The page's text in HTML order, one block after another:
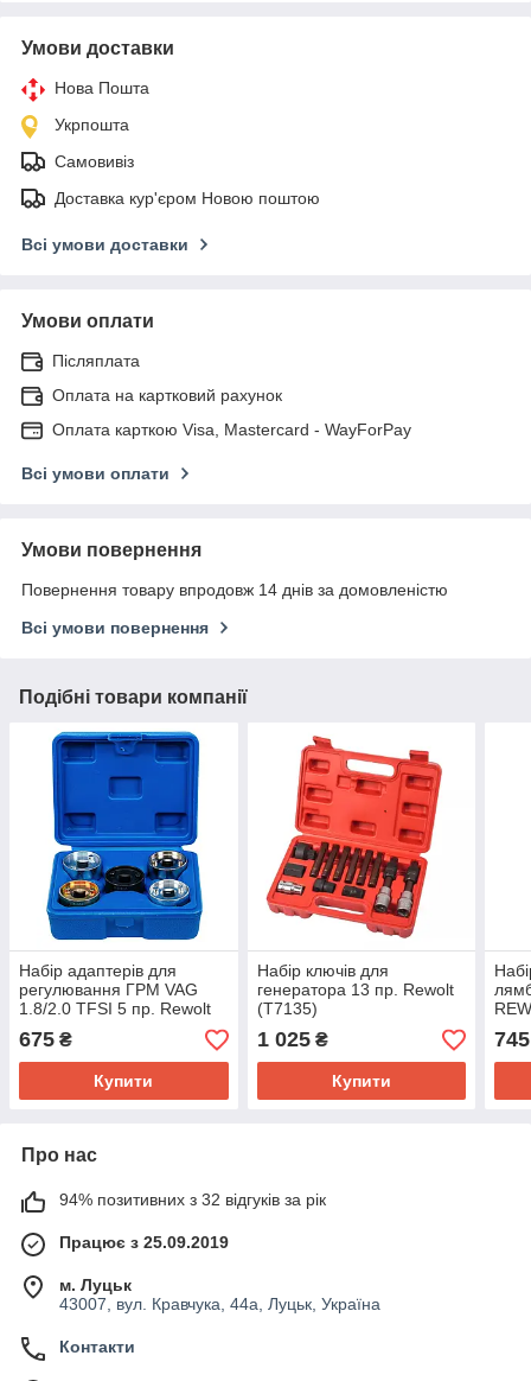
Умови доставки
Нова Пошта
Укрпошта
Самовивіз
Доставка кур'єром Новою поштою
Всі умови доставки
Умови оплати
Післяплата
Оплата на картковий рахунок
Оплата карткою Visa, Mastercard - WayForPay
Всі умови оплати
Умови повернення
Повернення товару впродовж 14 днів за домовленістю
Всі умови повернення
Подібні товари компанії
Набір адаптерів для
регулювання ГРМ VAG
1.8/2.0 TFSI 5 пр. Rewolt
T6467VAG
675 ₴
Купити
Набір ключів для
генератора 13 пр. Rewolt
(T7135)
1 025₴
Купити
745
Про нас
94% позитивних з 32 відгуків за рік
Працює з 25.09.2019
м. Луцьк
43007, вул. Кравчука, 44а, Луцьк, Україна
Контакти